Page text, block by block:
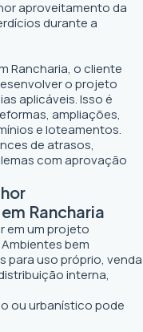
aproveitamento da
durante a
Rancharia, o cliente
o projeto
aplicáveis. Isso é
ampliações,
e loteamentos.
de atrasos,
com aprovação
Rancharia
em um projeto
bem
para uso próprio, venda
interna,
ou urbanístico pode